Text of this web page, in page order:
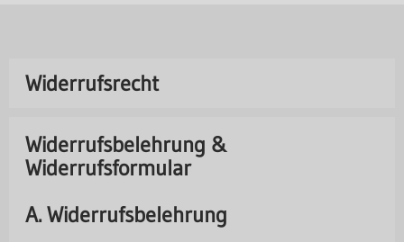
Widerrufsrecht
Widerrufsbelehrung &
Widerrufsformular
A. Widerrufsbelehrung